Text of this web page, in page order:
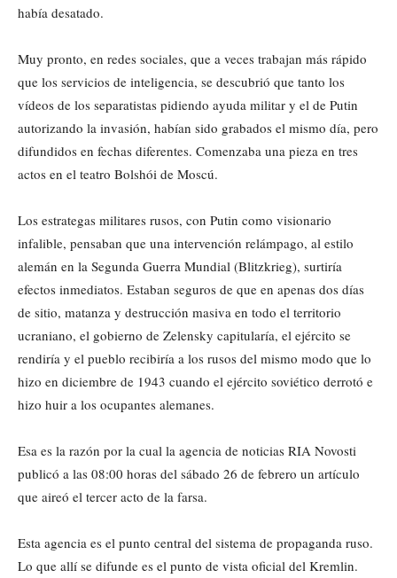
había desatado.
Muy pronto, en redes sociales, que a veces trabajan más rápido
que los servicios de inteligencia, se descubrió que tanto los
vídeos de los separatistas pidiendo ayuda militar y el de Putin
autorizando la invasión, habían sido grabados el mismo día, pero
difundidos en fechas diferentes. Comenzaba una pieza en tres
actos en el teatro Bolshói de Moscú.
Los estrategas militares rusos, con Putin como visionario
infalible, pensaban que una intervención relámpago, al estilo
alemán en la Segunda Guerra Mundial (Blitzkrieg), surtiría
efectos inmediatos. Estaban seguros de que en apenas dos días
de sitio, matanza y destrucción masiva en todo el territorio
ucraniano, el gobierno de Zelensky capitularía, el ejército se
rendiría y el pueblo recibiría a los rusos del mismo modo que lo
hizo en diciembre de 1943 cuando el ejército soviético derrotó e
hizo huir a los ocupantes alemanes.
Esa es la razón por la cual la agencia de noticias RIA Novosti
publicó a las 08:00 horas del sábado 26 de febrero un artículo
que aireó el tercer acto de la farsa.
Esta agencia es el punto central del sistema de propaganda ruso.
Lo que allí se difunde es el punto de vista oficial del Kremlin.